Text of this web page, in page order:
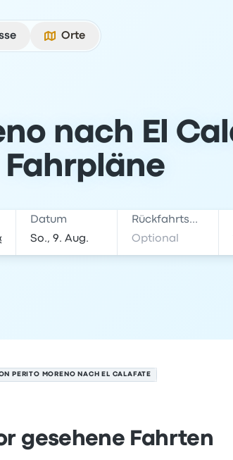
Orte
nach El
Fahrpläne
Datum Rückfahrtsdatum
PERITO MORENO NACH EL CALAFATE
gesehene Fahrten